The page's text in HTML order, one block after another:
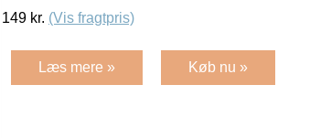
149 kr. (Vis fragtpris)
Læs mere » Køb nu »